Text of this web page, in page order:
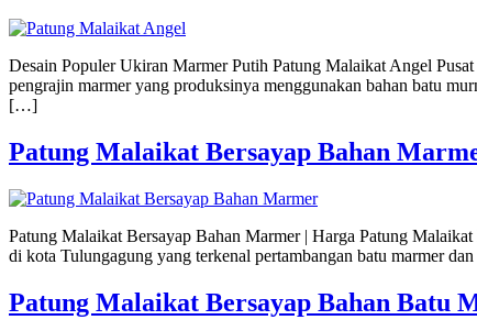
Desain Populer Ukiran Marmer Putih Patung Malaikat Angel
pengrajin marmer yang produksinya menggunakan bahan batu
[…]
Patung Malaikat Bersayap Bahan
Patung Malaikat Bersayap Bahan Marmer | Harga Patung
di kota Tulungagung yang terkenal pertambangan batu marmer
Patung Malaikat Bersayap Bahan Batu